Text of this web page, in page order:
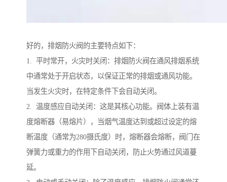
好的，排烟防火阀的主要特点如下：
1. 平时常开，火灾时关闭：排烟防火阀在通风排烟系统
中通常处于开启状态，以保证正常的排烟或通风功能。
当发生火灾时，在特定条件下会自动关闭。
2. 温度感应自动关闭：这是其核心功能。阀体上装有温
度熔断器（易熔片），当烟气温度达到或超过设定的熔
断温度（通常为280摄氏度）时，熔断器会熔断，阀门在
弹簧力或重力的作用下自动关闭，防止火势通过风道蔓
延。